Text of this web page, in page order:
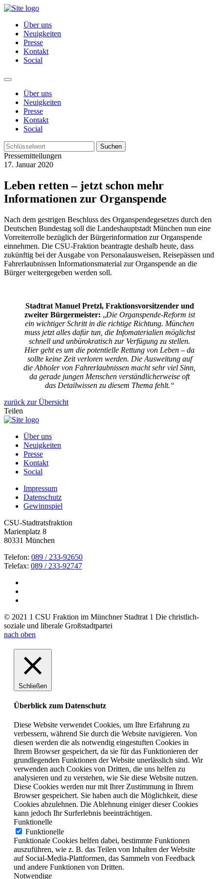
Über uns
Neuigkeiten
Presse
Kontakt
Social
Über uns
Neuigkeiten
Presse
Kontakt
Social
Suchen
Pressemitteilungen
17. Januar 2020
Leben retten – jetzt schon mehr
Informationen zur Organspende
Nach dem gestrigen Beschluss des Organspendegesetzes durch den
Deutschen Bundestag soll die Landeshauptstadt München nun eine
Vorreiterrolle bezüglich der Bürgerinformation zur Organspende
einnehmen. Die CSU-Fraktion beantragte deshalb heute, dass
zukünftig bei der Ausgabe von Personalausweisen, Reisepässen und
Fahrerlaubnissen Informationsmaterial zur Organspende an die
Bürger weitergegeben werden soll.
Stadtrat Manuel Pretzl, Fraktionsvorsitzender und
zweiter Bürgermeister: „Die Organspende-Reform ist
ein wichtiger Schritt in die richtige Richtung. München
muss jetzt alles dafür tun, die Infomaterialien möglichst
schnell und unbürokratisch zur Verfügung zu stellen.
Hier geht es um die potentielle Rettung von Leben – da
sollte keine Zeit verloren werden. Die Ausweitung auf
die Abholer von Fahrerlaubnissen macht sehr viel Sinn,
da gerade jungen Menschen verständlicherweise oft
das Detailwissen zu diesem Thema fehlt.“
zurück zur Übersicht
Teilen
Über uns
Neuigkeiten
Presse
Kontakt
Social
Impressum
Datenschutz
Gewinnspiel
CSU-Stadtratsfraktion
Marienplatz 8
80331 München
Telefon: 089 / 233-92650
Telefax: 089 / 233-92747
© 2021 1 CSU Fraktion im Münchner Stadtrat 1 Die christlich-
soziale und liberale Großstadtpartei
nach oben
Schließen
Überblick zum Datenschutz
Diese Website verwendet Cookies, um Ihre Erfahrung zu
verbessern, während Sie durch die Website navigieren. Von
diesen werden die als notwendig eingestuften Cookies in
Ihrem Browser gespeichert, da sie für das Funktionieren der
grundlegenden Funktionen der Website unerlässlich sind. Wir
verwenden auch Cookies von Dritten, die uns helfen zu
analysieren und zu verstehen, wie Sie diese Website nutzen.
Diese Cookies werden nur mit Ihrer Zustimmung in Ihrem
Browser gespeichert. Sie haben auch die Möglichkeit, diese
Cookies abzulehnen. Die Ablehnung einiger dieser Cookies
kann jedoch Ihr Surferlebnis beeinträchtigen.
Funktionelle
Funktionelle
Funktionale Cookies helfen dabei, bestimmte Funktionen
auszuführen, wie z. B. das Teilen von Inhalten der Website
auf Social-Media-Plattformen, das Sammeln von Feedback
und andere Funktionen von Dritten.
Notwendige